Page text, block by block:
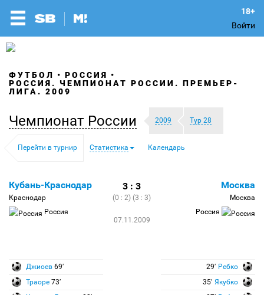
Войти
ФУТБОЛ
РОССИЯ
РОССИЯ. ЧЕМПИОНАТ РОССИИ. ПРЕМЬЕР-
ЛИГА. 2009
Чемпионат России 2009 Тур 28
Перейти в турнир Статистика Календарь
Кубань-Краснодар
Краснодар
Россия
3 : 3
(0 : 2) (3 : 3)
07.11.2009
Москва
Москва
Россия
Джиоев 69′
Траоре 73′
29′ Ребко
35′ Якубко